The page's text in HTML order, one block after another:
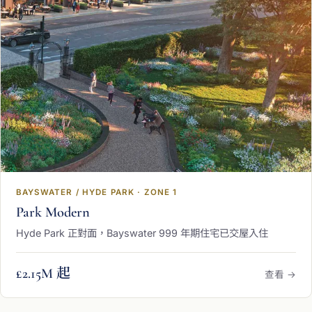
BAYSWATER / HYDE PARK · ZONE 1
Park Modern
Hyde Park 正對面，Bayswater 999 年期住宅已交屋入住
£2.15M 起 查看 →